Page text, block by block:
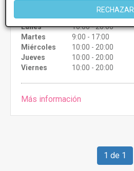
RECHAZAR
Lunes
10:00 - 20:00
Martes
9:00 - 17:00
Miércoles
10:00 - 20:00
Jueves
10:00 - 20:00
Viernes
10:00 - 20:00
Más información
1 de 1